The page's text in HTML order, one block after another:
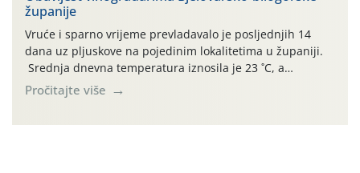
jedinki. U starijim nasadima, na žutim ljepljivim Rebell
pločama s […]
županije
Vruće i sparno vrijeme prevladavalo je posljednjih 14
dana uz pljuskove na pojedinim lokalitetima u županiji.
Srednja dnevna temperatura iznosila je 23 ˚C, a
maksimalne su posljednjih dana dosezale do 35 ˚C.
Simptome plamenjače vinove loze (Plasmoparas
Pročitajte više